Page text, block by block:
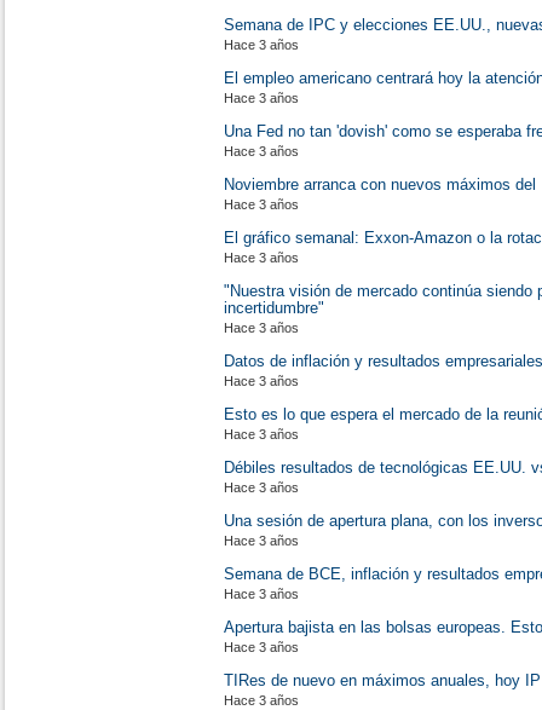
Semana de IPC y elecciones EE.UU.,
Hace 3 años
El empleo americano centrará hoy la
Hace 3 años
Una Fed no tan 'dovish' como se esperaba
Hace 3 años
Noviembre arranca con nuevos máximos
Hace 3 años
El gráfico semanal: Exxon-Amazon o la
Hace 3 años
"Nuestra visión de mercado continúa siendo
incertidumbre"
Hace 3 años
Datos de inflación y resultados
Hace 3 años
Esto es lo que espera el mercado de la
Hace 3 años
Débiles resultados de tecnológicas EE.UU.
Hace 3 años
Una sesión de apertura plana, con los
Hace 3 años
Semana de BCE, inflación y resultados
Hace 3 años
Apertura bajista en las bolsas europeas.
Hace 3 años
TIRes de nuevo en máximos anuales, hoy
Hace 3 años